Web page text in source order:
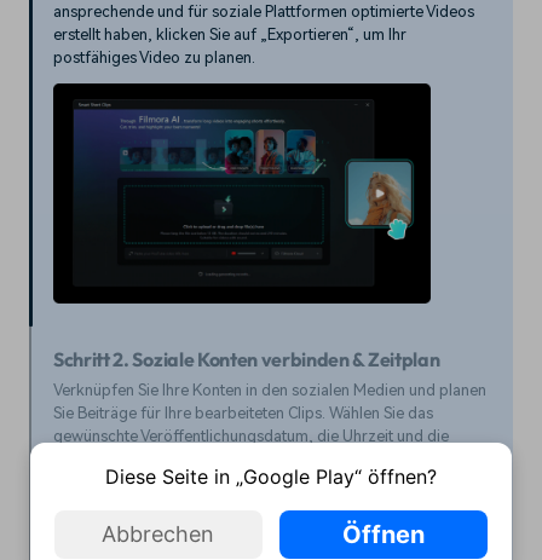
ansprechende und für soziale Plattformen optimierte Videos
erstellt haben, klicken Sie auf „Exportieren“, um Ihr
postfähiges Video zu planen.
Schritt 2. Soziale Konten verbinden & Zeitplan
Verknüpfen Sie Ihre Konten in den sozialen Medien und planen
Sie Beiträge für Ihre bearbeiteten Clips. Wählen Sie das
gewünschte Veröffentlichungsdatum, die Uhrzeit und die
Verfolgung und Optimierung.
Schritt 3. Veröffentlichen und überwachen der
Diese Seite in „Google Play“ öffnen?
Abbrechen Öffnen